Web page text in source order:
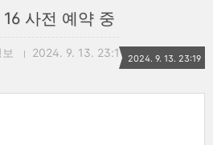
16 사전 예약 중
2024. 9. 13. 23:19 2024. 9. 13. 23:19